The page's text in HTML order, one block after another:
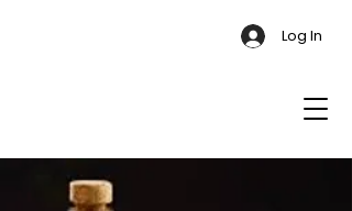
Log In